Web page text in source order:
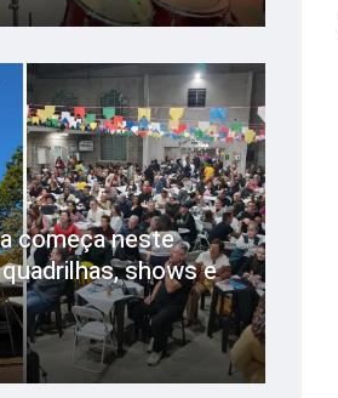
começa neste
shows e